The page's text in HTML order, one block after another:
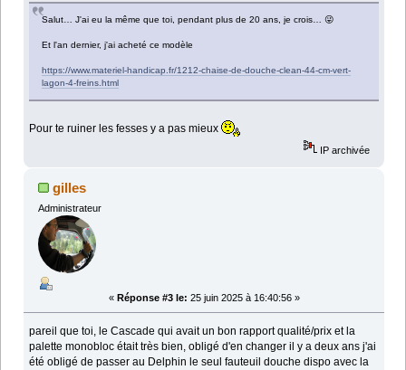
Salut… J'ai eu la même que toi, pendant plus de 20 ans, je crois… 😜
Et l'an dernier, j'ai acheté ce modèle
https://www.materiel-handicap.fr/1212-chaise-de-douche-clean-44-cm-vert-
lagon-4-freins.html
Pour te ruiner les fesses y a pas mieux
IP archivée
gilles
Administrateur
« Réponse #3 le: 25 juin 2025 à 16:40:56 »
pareil que toi, le Cascade qui avait un bon rapport qualité/prix et la
palette monobloc était très bien, obligé d'en changer il y a deux ans j'ai
été obligé de passer au Delphin le seul fauteuil douche dispo avec la